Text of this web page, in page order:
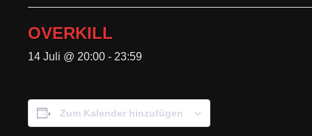
OVERKILL
14 Juli @ 20:00 - 23:59
Zum Kalender hinzufügen